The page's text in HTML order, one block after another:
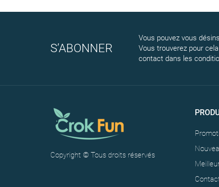
S’ABONNER
Vous pouvez vous
Vous trouverez pour
contact dans les
Copyright © Tous droits réservés